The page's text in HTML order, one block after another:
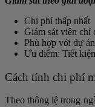
Chi phí thấp nhất
Giám sát viên chỉ
Phù hợp với dự
Ưu điểm: Tiết
Cách tính chi phí
Theo thông lệ trong